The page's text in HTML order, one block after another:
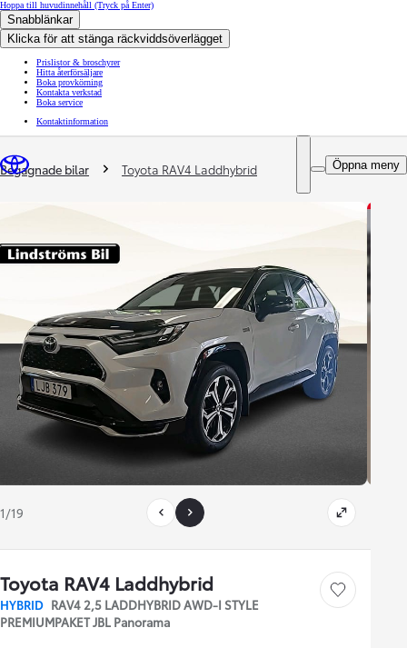
Hoppa till huvudinnehåll (Tryck på Enter)
Snabblänkar
Klicka för att stänga räckviddsöverlägget
Prislistor & broschyrer
Hitta återförsäljare
Boka provkörning
Kontakta verkstad
Boka service
Kontaktinformation
Öppna meny
You are here
Begagnade bilar Toyota RAV4 Laddhybrid
1/19
Toyota RAV4 Laddhybrid
HYBRID RAV4 2,5 LADDHYBRID AWD-I STYLE
PREMIUMPAKET JBL Panorama
Save car